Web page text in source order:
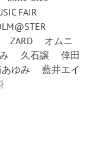
FAIR
ZARD
オムニ
久石譲
倖田
ゆみ
藍井エイ